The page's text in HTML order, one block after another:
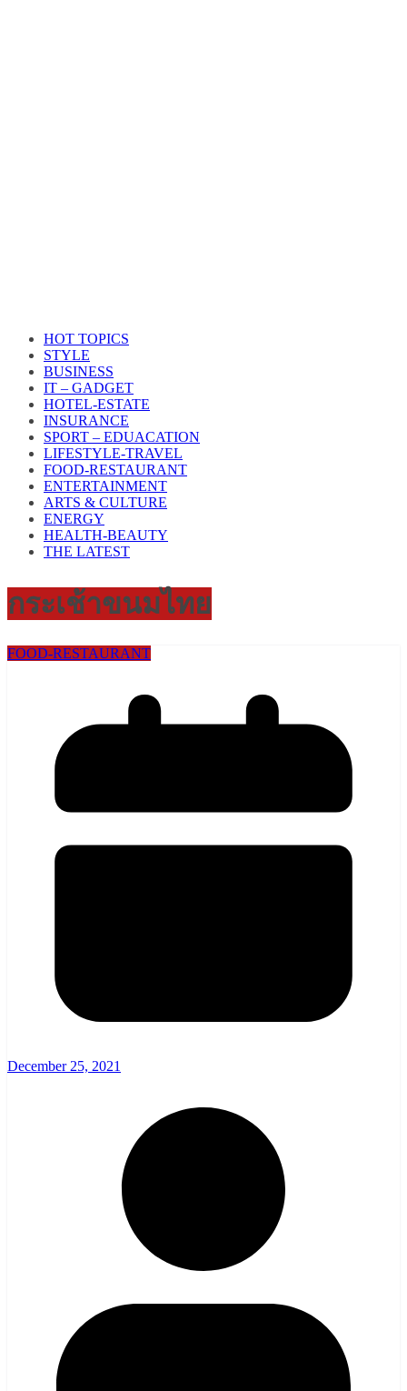
HOT TOPICS
STYLE
BUSINESS
IT – GADGET
HOTEL-ESTATE
INSURANCE
SPORT – EDUACATION
LIFESTYLE​-TRAVEL​
FOOD-RESTAURANT
ENTERTAINMENT
ARTS & CULTURE
ENERGY
HEALTH​-BEAUTY
THE LATEST
กระเช้าขนมไทย
FOOD-RESTAURANT
December 25, 2021